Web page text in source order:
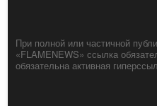
При полной или частичной
«FLAMENEWS» ссылка
обязательна активная